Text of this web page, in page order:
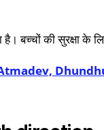
बच्चों की सुरक्षा के
Atmadev,